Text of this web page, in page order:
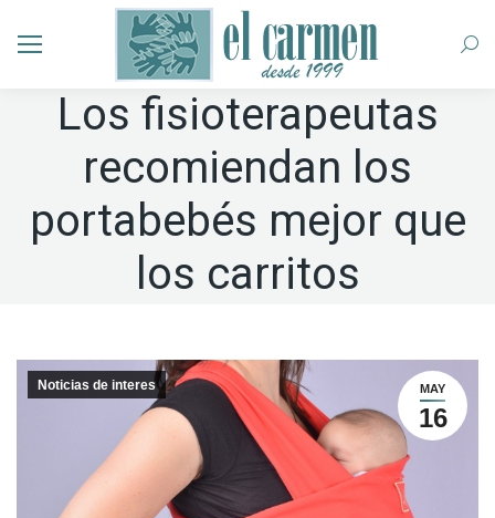
Los fisioterapeutas
recomiendan los
portabebés mejor que
los carritos
MAY
16
Noticias de interes